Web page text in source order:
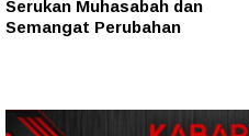
Serukan Muhasabah dan
Semangat Perubahan